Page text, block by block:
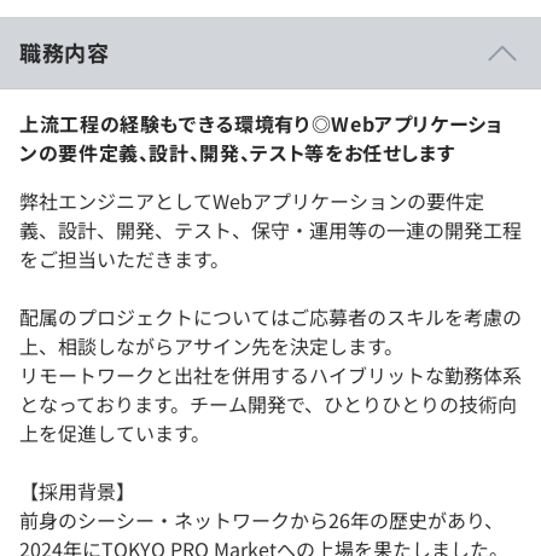
職務内容
上流工程の経験もできる環境有り◎Webアプリケーショ
ンの要件定義、設計、開発、テスト等をお任せします
弊社エンジニアとしてWebアプリケーションの要件定
義、設計、開発、テスト、保守・運用等の一連の開発工程
をご担当いただきます。
配属のプロジェクトについてはご応募者のスキルを考慮の
上、相談しながらアサイン先を決定します。
リモートワークと出社を併用するハイブリットな勤務体系
となっております。チーム開発で、ひとりひとりの技術向
上を促進しています。
【採用背景】
前身のシーシー・ネットワークから26年の歴史があり、
2024年にTOKYO PRO Marketへの上場を果たしました。